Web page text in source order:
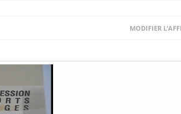
MODIFIER